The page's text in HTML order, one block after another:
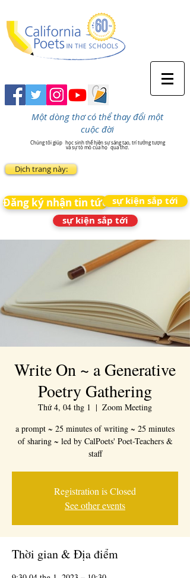
Một dòng thơ có thể thay đổi một
cuộc đời
Chúng tôi giúp
học sinh thể hiện sự sáng tạo, trí tưởng tượng
và sự tò mò của họ qua thơ.
Dịch trang này:
Đăng ký nhận tin tức sự kiện sắp tới
sự kiện sắp tới
Write On ~ a Generative
Poetry Gathering
Thứ 4, 04 thg 1
  |
Zoom Meeting
a prompt ~ 25 minutes of writing ~ 25 minutes
of sharing ~ led by CalPoets' Poet-Teachers &
staff
Registration is Closed
See other events
Thời gian & Địa điểm